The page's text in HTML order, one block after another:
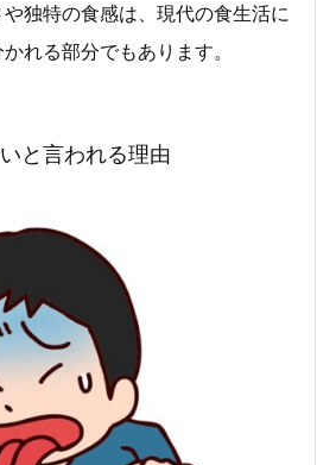
独特の食感は、現代の食生活に
れる部分でもあります。
と言われる理由